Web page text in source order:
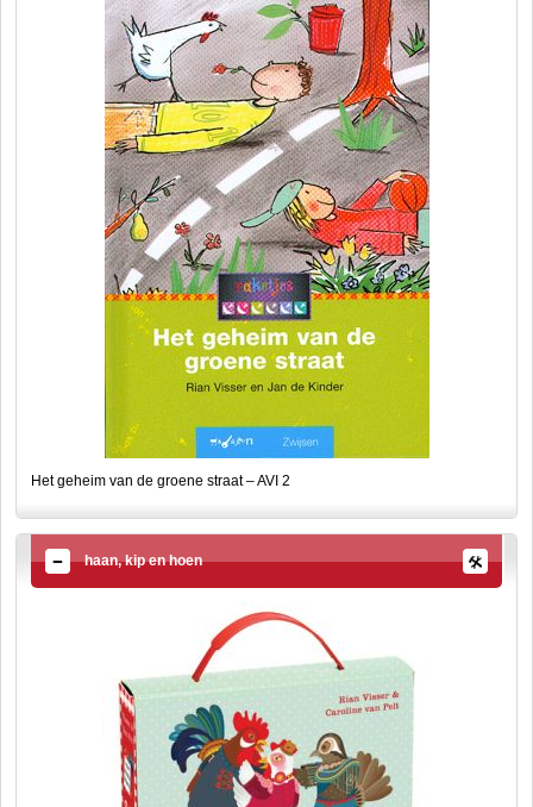
Het geheim van de groene straat – AVI 2
haan, kip en hoen